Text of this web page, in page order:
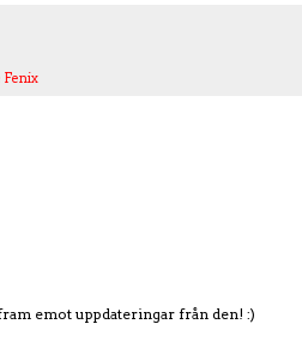
Fenix
emot uppdateringar från den! :)